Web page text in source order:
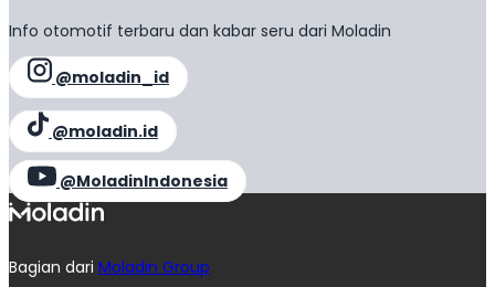
Info otomotif terbaru dan kabar seru dari Moladin
@moladin_id
@moladin.id
@MoladinIndonesia
Bagian dari Moladin Group